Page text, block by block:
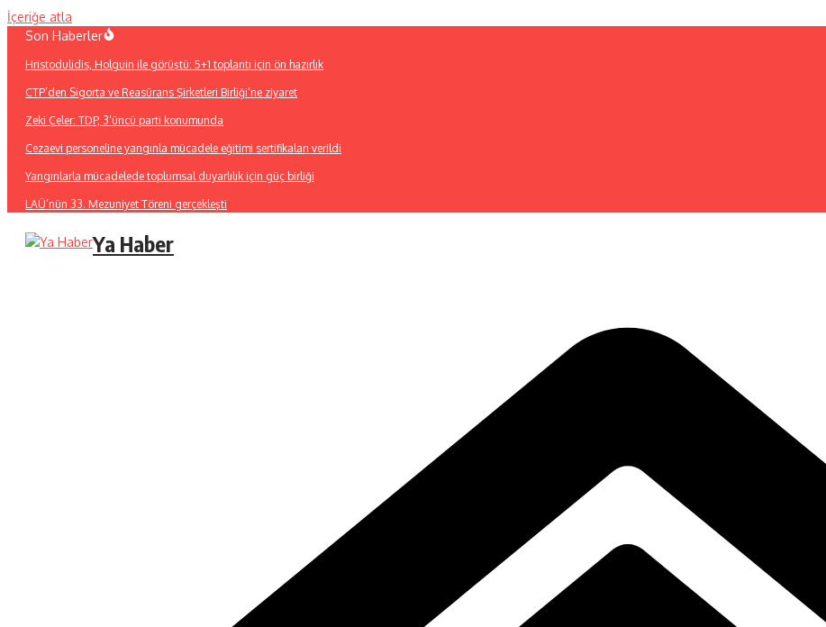
İçeriğe atla
Son Haberler
Hristodulidis, Holguin ile görüştü: 5+1 toplantı için ön hazırlık
CTP’den Sigorta ve Reasürans Şirketleri Birliği’ne ziyaret
Zeki Çeler: TDP, 3’üncü parti konumunda
Cezaevi personeline yangınla mücadele eğitimi sertifikaları verildi
Yangınlarla mücadelede toplumsal duyarlılık için güç birliği
LAÜ’nün 33. Mezuniyet Töreni gerçekleşti
Ya Haber